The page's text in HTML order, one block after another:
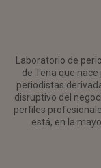
Laboratorio de
de Tena que
periodistas
disruptivo del
perfiles
está, en la